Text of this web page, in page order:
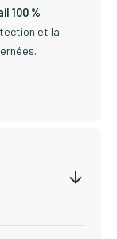
100 %
et la